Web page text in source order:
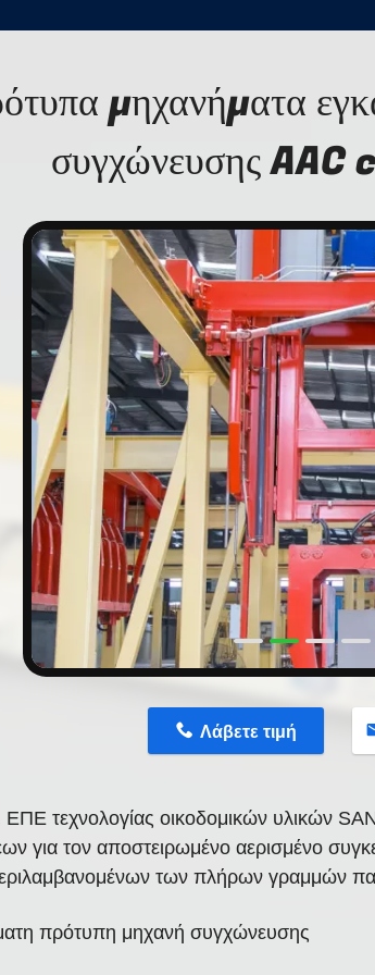
μηχανήματα
συγχώνευσης AAC
Λάβετε τιμή
τεχνολογίας οικοδομικών υλικών
για τον αποστειρωμένο αερισμένο
των πλήρων γραμμών
πρότυπη μηχανή συγχώνευσης